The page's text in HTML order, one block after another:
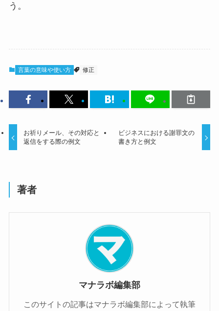
う。
言葉の意味や使い方 修正
お祈りメール、その対応と
返信をする際の例文
ビジネスにおける謝罪文の
書き方と例文
著者
マナラボ編集部
このサイトの記事はマナラボ編集部によって執筆